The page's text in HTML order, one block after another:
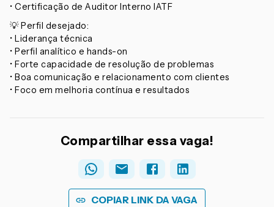
• Certificação de Auditor Interno IATF
💡 Perfil desejado:
• Liderança técnica
• Perfil analítico e hands-on
• Forte capacidade de resolução de problemas
• Boa comunicação e relacionamento com clientes
• Foco em melhoria contínua e resultados
Compartilhar essa vaga!
COPIAR LINK DA VAGA